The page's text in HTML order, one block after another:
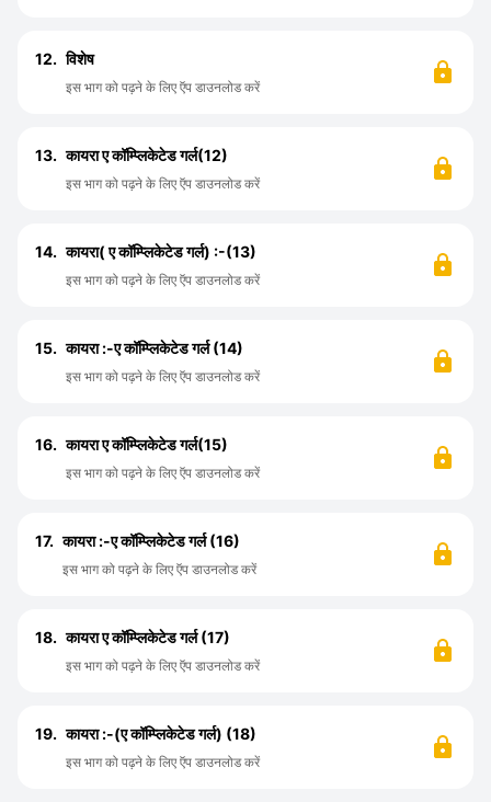
12. विशेष
इस भाग को पढ़ने के लिए ऍप डाउनलोड करें
13. कायरा ए कॉम्प्लिकेटेड गर्ल(12)
इस भाग को पढ़ने के लिए ऍप डाउनलोड करें
14. कायरा( ए कॉम्प्लिकेटेड गर्ल) :-(13)
इस भाग को पढ़ने के लिए ऍप डाउनलोड करें
15. कायरा :-ए कॉम्प्लिकेटेड गर्ल (14)
इस भाग को पढ़ने के लिए ऍप डाउनलोड करें
16. कायरा ए कॉम्प्लिकेटेड गर्ल(15)
इस भाग को पढ़ने के लिए ऍप डाउनलोड करें
17. कायरा :-ए कॉम्प्लिकेटेड गर्ल (16)
इस भाग को पढ़ने के लिए ऍप डाउनलोड करें
18. कायरा ए कॉम्प्लिकेटेड गर्ल (17)
इस भाग को पढ़ने के लिए ऍप डाउनलोड करें
19. कायरा :-(ए कॉम्प्लिकेटेड गर्ल) (18)
इस भाग को पढ़ने के लिए ऍप डाउनलोड करें